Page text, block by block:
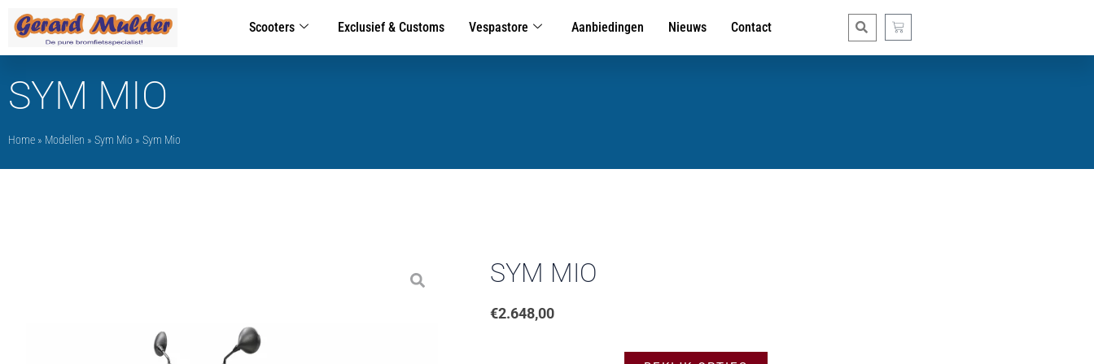
Scooters Exclusief & Customs Vespastore Aanbiedingen Nieuws Contact
SYM MIO
Home » Modellen » Sym Mio » Sym Mio
SYM MIO
€2.648,00